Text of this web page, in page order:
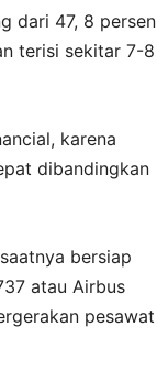
dari 47, 8 persen
terisi sekitar 7-8
karena
dibandingkan
bersiap
atau Airbus
pesawat